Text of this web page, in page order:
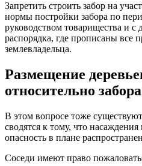
Запретить строить забор на
нормы постройки забора по
руководством товарищества и с
распорядка, где прописаны все
землевладельца.
Размещение
относительно забора
В этом вопросе тоже
сводятся к тому, что насаждения
опасность в плане
Соседи имеют право